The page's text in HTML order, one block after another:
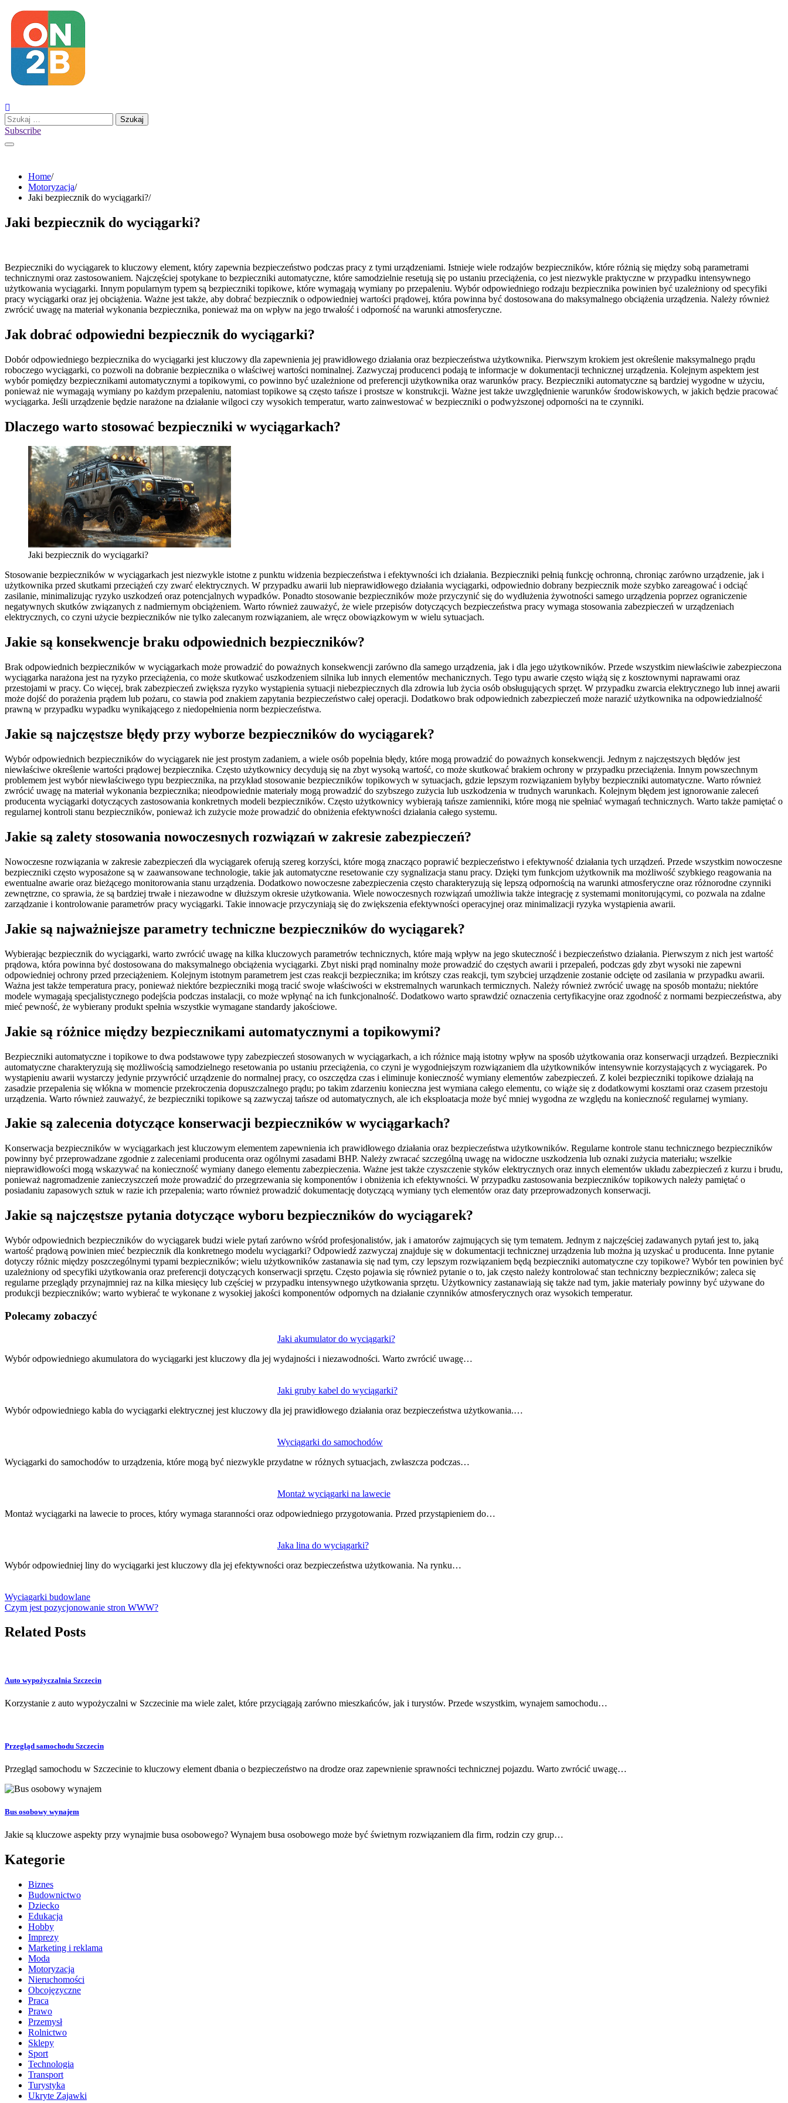
Skip
content
Szukaj:
Subscribe
Home
Motoryzacja
Jaki bezpiecznik do wyciągarki?
Jaki bezpiecznik do wyciągarki?
Bezpieczniki do wyciągarek to kluczowy element, który zapewnia bezpieczeństwo podczas pracy z tymi urządzeniami. Istnieje wiele rodzajów bezpieczników, które różnią się między sobą parametrami
technicznymi oraz zastosowaniem. Najczęściej spotykane to bezpieczniki automatyczne, które samodzielnie resetują się po ustaniu przeciążenia, co jest niezwykle praktyczne w przypadku intensywnego
użytkowania wyciągarki. Innym popularnym typem są bezpieczniki topikowe, które wymagają wymiany po przepaleniu. Wybór odpowiedniego rodzaju bezpiecznika powinien być uzależniony od specyfiki
pracy wyciągarki oraz jej obciążenia. Ważne jest także, aby dobrać bezpiecznik o odpowiedniej wartości prądowej, która powinna być dostosowana do maksymalnego obciążenia urządzenia. Należy również
zwrócić uwagę na materiał wykonania bezpiecznika, ponieważ ma on wpływ na jego trwałość i odporność na warunki atmosferyczne.
Jak dobrać odpowiedni bezpiecznik do wyciągarki?
Dobór odpowiedniego bezpiecznika do wyciągarki jest kluczowy dla zapewnienia jej prawidłowego działania oraz bezpieczeństwa użytkownika. Pierwszym krokiem jest określenie maksymalnego prądu
roboczego wyciągarki, co pozwoli na dobranie bezpiecznika o właściwej wartości nominalnej. Zazwyczaj producenci podają te informacje w dokumentacji technicznej urządzenia. Kolejnym aspektem jest
wybór pomiędzy bezpiecznikami automatycznymi a topikowymi, co powinno być uzależnione od preferencji użytkownika oraz warunków pracy. Bezpieczniki automatyczne są bardziej wygodne w użyciu,
ponieważ nie wymagają wymiany po każdym przepaleniu, natomiast topikowe są często tańsze i prostsze w konstrukcji. Ważne jest także uwzględnienie warunków środowiskowych, w jakich będzie pracować
wyciągarka. Jeśli urządzenie będzie narażone na działanie wilgoci czy wysokich temperatur, warto zainwestować w bezpieczniki o podwyższonej odporności na te czynniki.
Dlaczego warto stosować bezpieczniki w wyciągarkach?
Jaki bezpiecznik do wyciągarki?
Stosowanie bezpieczników w wyciągarkach jest niezwykle istotne z punktu widzenia bezpieczeństwa i efektywności ich działania. Bezpieczniki pełnią funkcję ochronną, chroniąc zarówno urządzenie, jak i
użytkownika przed skutkami przeciążeń czy zwarć elektrycznych. W przypadku awarii lub nieprawidłowego działania wyciągarki, odpowiednio dobrany bezpiecznik może szybko zareagować i odciąć
zasilanie, minimalizując ryzyko uszkodzeń oraz potencjalnych wypadków. Ponadto stosowanie bezpieczników może przyczynić się do wydłużenia żywotności samego urządzenia poprzez ograniczenie
negatywnych skutków związanych z nadmiernym obciążeniem. Warto również zauważyć, że wiele przepisów dotyczących bezpieczeństwa pracy wymaga stosowania zabezpieczeń w urządzeniach
elektrycznych, co czyni użycie bezpieczników nie tylko zalecanym rozwiązaniem, ale wręcz obowiązkowym w wielu sytuacjach.
Jakie są konsekwencje braku odpowiednich bezpieczników?
Brak odpowiednich bezpieczników w wyciągarkach może prowadzić do poważnych konsekwencji zarówno dla samego urządzenia, jak i dla jego użytkowników. Przede wszystkim niewłaściwie zabezpieczona
wyciągarka narażona jest na ryzyko przeciążenia, co może skutkować uszkodzeniem silnika lub innych elementów mechanicznych. Tego typu awarie często wiążą się z kosztownymi naprawami oraz
przestojami w pracy. Co więcej, brak zabezpieczeń zwiększa ryzyko wystąpienia sytuacji niebezpiecznych dla zdrowia lub życia osób obsługujących sprzęt. W przypadku zwarcia elektrycznego lub innej awarii
może dojść do porażenia prądem lub pożaru, co stawia pod znakiem zapytania bezpieczeństwo całej operacji. Dodatkowo brak odpowiednich zabezpieczeń może narazić użytkownika na odpowiedzialność
prawną w przypadku wypadku wynikającego z niedopełnienia norm bezpieczeństwa.
Jakie są najczęstsze błędy przy wyborze bezpieczników do wyciągarek?
Wybór odpowiednich bezpieczników do wyciągarek nie jest prostym zadaniem, a wiele osób popełnia błędy, które mogą prowadzić do poważnych konsekwencji. Jednym z najczęstszych błędów jest
niewłaściwe określenie wartości prądowej bezpiecznika. Często użytkownicy decydują się na zbyt wysoką wartość, co może skutkować brakiem ochrony w przypadku przeciążenia. Innym powszechnym
problemem jest wybór niewłaściwego typu bezpiecznika, na przykład stosowanie bezpieczników topikowych w sytuacjach, gdzie lepszym rozwiązaniem byłyby bezpieczniki automatyczne. Warto również
zwrócić uwagę na materiał wykonania bezpiecznika; nieodpowiednie materiały mogą prowadzić do szybszego zużycia lub uszkodzenia w trudnych warunkach. Kolejnym błędem jest ignorowanie zaleceń
producenta wyciągarki dotyczących zastosowania konkretnych modeli bezpieczników. Często użytkownicy wybierają tańsze zamienniki, które mogą nie spełniać wymagań technicznych. Warto także pamiętać o
regularnej kontroli stanu bezpieczników, ponieważ ich zużycie może prowadzić do obniżenia efektywności działania całego systemu.
Jakie są zalety stosowania nowoczesnych rozwiązań w zakresie zabezpieczeń?
Nowoczesne rozwiązania w zakresie zabezpieczeń dla wyciągarek oferują szereg korzyści, które mogą znacząco poprawić bezpieczeństwo i efektywność działania tych urządzeń. Przede wszystkim nowoczesne
bezpieczniki często wyposażone są w zaawansowane technologie, takie jak automatyczne resetowanie czy sygnalizacja stanu pracy. Dzięki tym funkcjom użytkownik ma możliwość szybkiego reagowania na
ewentualne awarie oraz bieżącego monitorowania stanu urządzenia. Dodatkowo nowoczesne zabezpieczenia często charakteryzują się lepszą odpornością na warunki atmosferyczne oraz różnorodne czynniki
zewnętrzne, co sprawia, że są bardziej trwałe i niezawodne w dłuższym okresie użytkowania. Wiele nowoczesnych rozwiązań umożliwia także integrację z systemami monitorującymi, co pozwala na zdalne
zarządzanie i kontrolowanie parametrów pracy wyciągarki. Takie innowacje przyczyniają się do zwiększenia efektywności operacyjnej oraz minimalizacji ryzyka wystąpienia awarii.
Jakie są najważniejsze parametry techniczne bezpieczników do wyciągarek?
Wybierając bezpiecznik do wyciągarki, warto zwrócić uwagę na kilka kluczowych parametrów technicznych, które mają wpływ na jego skuteczność i bezpieczeństwo działania. Pierwszym z nich jest wartość
prądowa, która powinna być dostosowana do maksymalnego obciążenia wyciągarki. Zbyt niski prąd nominalny może prowadzić do częstych awarii i przepaleń, podczas gdy zbyt wysoki nie zapewni
odpowiedniej ochrony przed przeciążeniem. Kolejnym istotnym parametrem jest czas reakcji bezpiecznika; im krótszy czas reakcji, tym szybciej urządzenie zostanie odcięte od zasilania w przypadku awarii.
Ważna jest także temperatura pracy, ponieważ niektóre bezpieczniki mogą tracić swoje właściwości w ekstremalnych warunkach termicznych. Należy również zwrócić uwagę na sposób montażu; niektóre
modele wymagają specjalistycznego podejścia podczas instalacji, co może wpłynąć na ich funkcjonalność. Dodatkowo warto sprawdzić oznaczenia certyfikacyjne oraz zgodność z normami bezpieczeństwa, aby
mieć pewność, że wybierany produkt spełnia wszystkie wymagane standardy jakościowe.
Jakie są różnice między bezpiecznikami automatycznymi a topikowymi?
Bezpieczniki automatyczne i topikowe to dwa podstawowe typy zabezpieczeń stosowanych w wyciągarkach, a ich różnice mają istotny wpływ na sposób użytkowania oraz konserwacji urządzeń. Bezpieczniki
automatyczne charakteryzują się możliwością samodzielnego resetowania po ustaniu przeciążenia, co czyni je wygodniejszym rozwiązaniem dla użytkowników intensywnie korzystających z wyciągarek. Po
wystąpieniu awarii wystarczy jedynie przywrócić urządzenie do normalnej pracy, co oszczędza czas i eliminuje konieczność wymiany elementów zabezpieczeń. Z kolei bezpieczniki topikowe działają na
zasadzie przepalenia się włókna w momencie przekroczenia dopuszczalnego prądu; po takim zdarzeniu konieczna jest wymiana całego elementu, co wiąże się z dodatkowymi kosztami oraz czasem przestoju
urządzenia. Warto również zauważyć, że bezpieczniki topikowe są zazwyczaj tańsze od automatycznych, ale ich eksploatacja może być mniej wygodna ze względu na konieczność regularnej wymiany.
Jakie są zalecenia dotyczące konserwacji bezpieczników w wyciągarkach?
Konserwacja bezpieczników w wyciągarkach jest kluczowym elementem zapewnienia ich prawidłowego działania oraz bezpieczeństwa użytkowników. Regularne kontrole stanu technicznego bezpieczników
powinny być przeprowadzane zgodnie z zaleceniami producenta oraz ogólnymi zasadami BHP. Należy zwracać szczególną uwagę na widoczne uszkodzenia lub oznaki zużycia materiału; wszelkie
nieprawidłowości mogą wskazywać na konieczność wymiany danego elementu zabezpieczenia. Ważne jest także czyszczenie styków elektrycznych oraz innych elementów układu zabezpieczeń z kurzu i brudu,
ponieważ nagromadzenie zanieczyszczeń może prowadzić do przegrzewania się komponentów i obniżenia ich efektywności. W przypadku zastosowania bezpieczników topikowych należy pamiętać o
posiadaniu zapasowych sztuk w razie ich przepalenia; warto również prowadzić dokumentację dotyczącą wymiany tych elementów oraz daty przeprowadzonych konserwacji.
Jakie są najczęstsze pytania dotyczące wyboru bezpieczników do wyciągarek?
Wybór odpowiednich bezpieczników do wyciągarek budzi wiele pytań zarówno wśród profesjonalistów, jak i amatorów zajmujących się tym tematem. Jednym z najczęściej zadawanych pytań jest to, jaką
wartość prądową powinien mieć bezpiecznik dla konkretnego modelu wyciągarki? Odpowiedź zazwyczaj znajduje się w dokumentacji technicznej urządzenia lub można ją uzyskać u producenta. Inne pytanie
dotyczy różnic między poszczególnymi typami bezpieczników; wielu użytkowników zastanawia się nad tym, czy lepszym rozwiązaniem będą bezpieczniki automatyczne czy topikowe? Wybór ten powinien być
uzależniony od specyfiki użytkowania oraz preferencji dotyczących konserwacji sprzętu. Często pojawia się również pytanie o to, jak często należy kontrolować stan techniczny bezpieczników; zaleca się
regularne przeglądy przynajmniej raz na kilka miesięcy lub częściej w przypadku intensywnego użytkowania sprzętu. Użytkownicy zastanawiają się także nad tym, jakie materiały powinny być używane do
produkcji bezpieczników; warto wybierać te wykonane z wysokiej jakości komponentów odpornych na działanie czynników atmosferycznych oraz wysokich temperatur.
Polecamy zobaczyć
Jaki akumulator do wyciągarki?
Wybór odpowiedniego akumulatora do wyciągarki jest kluczowy dla jej wydajności i niezawodności. Warto zwrócić uwagę…
Jaki gruby kabel do wyciągarki?
Wybór odpowiedniego kabla do wyciągarki elektrycznej jest kluczowy dla jej prawidłowego działania oraz bezpieczeństwa użytkowania.…
Wyciągarki do samochodów
Wyciągarki do samochodów to urządzenia, które mogą być niezwykle przydatne w różnych sytuacjach, zwłaszcza podczas…
Montaż wyciągarki na lawecie
Montaż wyciągarki na lawecie to proces, który wymaga staranności oraz odpowiedniego przygotowania. Przed przystąpieniem do…
Jaka lina do wyciągarki?
Wybór odpowiedniej liny do wyciągarki jest kluczowy dla jej efektywności oraz bezpieczeństwa użytkowania. Na rynku…
wpisu
Wyciągarki budowlane
Czym jest pozycjonowanie stron WWW?
Related Posts
Auto wypożyczalnia Szczecin
Korzystanie z auto wypożyczalni w Szczecinie ma wiele zalet, które przyciągają zarówno mieszkańców, jak i turystów. Przede wszystkim, wynajem samochodu…
Przegląd samochodu Szczecin
Przegląd samochodu w Szczecinie to kluczowy element dbania o bezpieczeństwo na drodze oraz zapewnienie sprawności technicznej pojazdu. Warto zwrócić uwagę…
Bus osobowy wynajem
Jakie są kluczowe aspekty przy wynajmie busa osobowego? Wynajem busa osobowego może być świetnym rozwiązaniem dla firm, rodzin czy grup…
Kategorie
Biznes
Budownictwo
Dziecko
Edukacja
Hobby
Imprezy
Marketing i reklama
Moda
Motoryzacja
Nieruchomości
Obcojęzyczne
Praca
Prawo
Przemysł
Rolnictwo
Sklepy
Sport
Technologia
Transport
Turystyka
Ukryte Zajawki